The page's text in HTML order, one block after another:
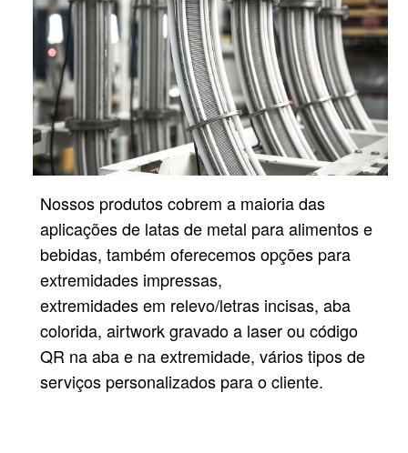
Nossos produtos cobrem a maioria das
aplicações de latas de metal para alimentos e
bebidas, também oferecemos opções para
extremidades impressas,
extremidades em relevo/letras incisas, aba
colorida, airtwork gravado a laser ou código
QR na aba e na extremidade, vários tipos de
serviços personalizados para o cliente.